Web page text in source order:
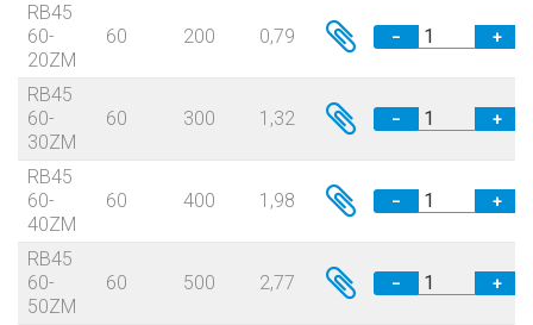
RB45
60-
20ZM
60 200 0,79 − +
RB45
60-
30ZM
60 300 1,32 − +
RB45
60-
40ZM
60 400 1,98 − +
RB45
60-
50ZM
60 500 2,77 − +